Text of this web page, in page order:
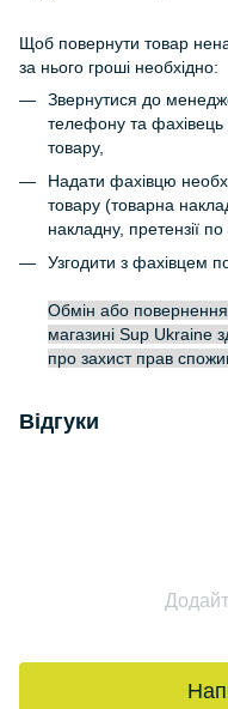
Щоб повернути товар
за нього гроші необхідно:
Звернутися до
телефону та
товару,
Надати фахівцю
товару (товарна
накладну, претензії
Узгодити з фахівцем
Обмін або повернення
магазині Sup Ukraine
про захист прав
Відгуки